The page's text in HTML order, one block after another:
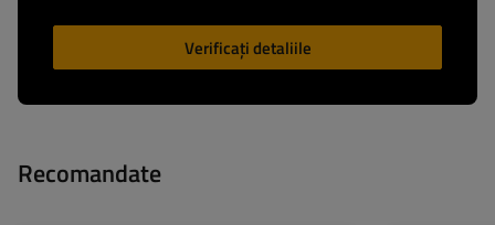
Verificați detaliile
Recomandate